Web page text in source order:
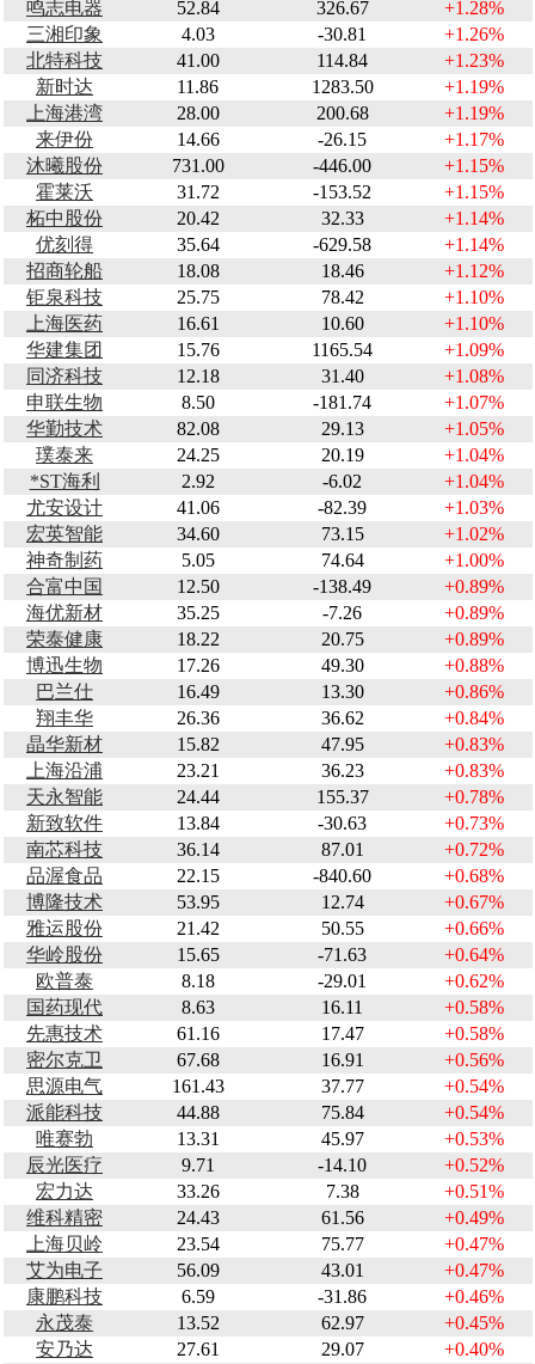
鸣志电器 52.84 326.67
+1.28%
三湘印象
4.03 -30.81
+1.26%
北特科技
41.00 114.84
+1.23%
新时达
11.86 1283.50
+1.19%
上海港湾
28.00 200.68
+1.19%
来伊份
14.66 -26.15
+1.17%
沐曦股份
731.00 -446.00
+1.15%
霍莱沃
31.72 -153.52
+1.15%
柘中股份
20.42 32.33
+1.14%
优刻得
35.64 -629.58
+1.14%
招商轮船
18.08 18.46
+1.12%
钜泉科技
25.75 78.42
+1.10%
上海医药
16.61 10.60
+1.10%
华建集团
15.76 1165.54
+1.09%
同济科技
12.18 31.40
+1.08%
申联生物
8.50 -181.74
+1.07%
华勤技术
82.08 29.13
+1.05%
璞泰来
24.25 20.19
+1.04%
*ST海利
2.92 -6.02
+1.04%
尤安设计
41.06 -82.39
+1.03%
宏英智能
34.60 73.15
+1.02%
神奇制药
5.05 74.64
+1.00%
合富中国
12.50 -138.49
+0.89%
海优新材
35.25 -7.26
+0.89%
荣泰健康
18.22 20.75
+0.89%
博迅生物
17.26 49.30
+0.88%
巴兰仕
16.49 13.30
+0.86%
翔丰华
26.36 36.62
+0.84%
晶华新材
15.82 47.95
+0.83%
上海沿浦
23.21 36.23
+0.83%
天永智能
24.44 155.37
+0.78%
新致软件
13.84 -30.63
+0.73%
南芯科技
36.14 87.01
+0.72%
品渥食品
22.15 -840.60
+0.68%
博隆技术
53.95 12.74
+0.67%
雅运股份
21.42 50.55
+0.66%
华岭股份
15.65 -71.63
+0.64%
欧普泰
8.18 -29.01
+0.62%
国药现代
8.63 16.11
+0.58%
先惠技术
61.16 17.47
+0.58%
密尔克卫
67.68 16.91
+0.56%
思源电气
161.43 37.77
+0.54%
派能科技
44.88 75.84
+0.54%
唯赛勃
13.31 45.97
+0.53%
辰光医疗
9.71 -14.10
+0.52%
宏力达
33.26 7.38
+0.51%
维科精密
24.43 61.56
+0.49%
上海贝岭
23.54 75.77
+0.47%
艾为电子
56.09 43.01
+0.47%
康鹏科技
6.59 -31.86
+0.46%
永茂泰
13.52 62.97
+0.45%
安乃达
27.61 29.07
+0.40%